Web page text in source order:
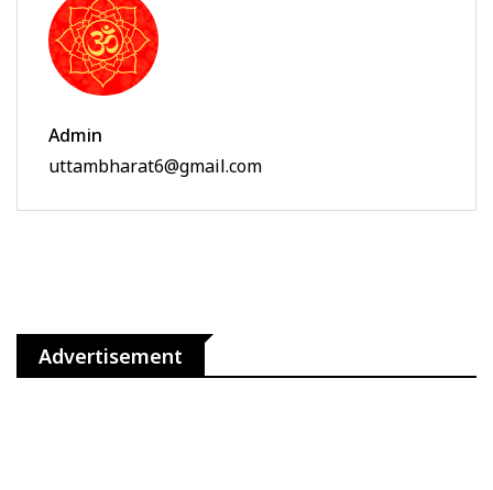
Admin
uttambharat6@gmail.com
Advertisement